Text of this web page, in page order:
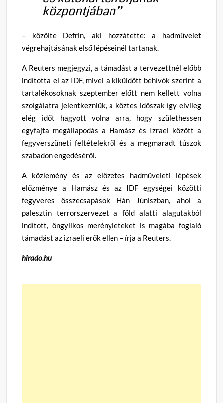
központjában”
– közölte Defrin, aki hozzátette: a hadművelet
végrehajtásának első lépéseinél tartanak.
A Reuters megjegyzi, a támadást a tervezettnél előbb
indította el az IDF, mivel a kiküldött behívók szerint a
tartalékosoknak szeptember előtt nem kellett volna
szolgálatra jelentkezniük, a köztes időszak így elvileg
elég időt hagyott volna arra, hogy születhessen
egyfajta megállapodás a Hamász és Izrael között a
fegyverszüneti feltételekről és a megmaradt túszok
szabadon engedéséről.
A közlemény és az előzetes hadműveleti lépések
előzménye a Hamász és az IDF egységei közötti
fegyveres összecsapások Hán Júniszban, ahol a
palesztin terrorszervezet a föld alatti alagutakból
indított, öngyilkos merényleteket is magába foglaló
támadást az izraeli erők ellen – írja a Reuters.
hirado.hu